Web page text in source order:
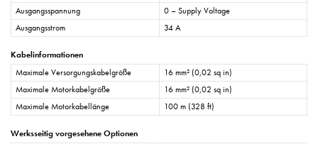
Ausgangsspannung
0 – Supply Voltage
Ausgangsstrom
34 A
Kabelinformationen
Maximale Versorgungskabelgröße
16 mm² (0,02 sq in)
Maximale Motorkabelgröße
16 mm² (0,02 sq in)
Maximale Motorkabellänge
100 m (328 ft)
Werksseitig vorgesehene Optionen